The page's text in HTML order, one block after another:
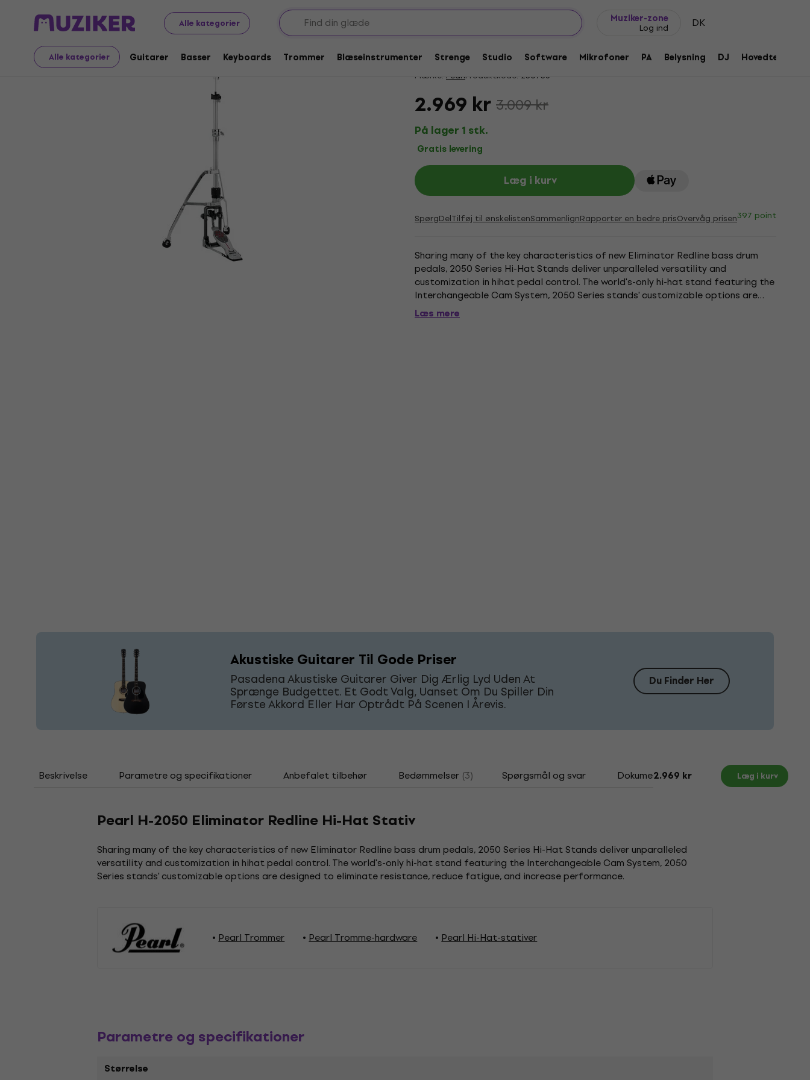
Alle kategorier
Muziker-zone
Log ind DK
Alle kategorier Guitarer Basser Keyboards Trommer Blæseinstrumenter Strenge Studio Software Mikrofoner PA Belysning DJ Hovedtelefoner
Musikinstrumenter Trommer Tromme-hardware Hi-Hat-stativer
Pearl H-2050 Eliminator Redline Hi-Hat Stativ
5 /5 3 x bedømt
Mærke: PearlProduktkode: 230736
2.969 kr 3.009 kr
På lager 1 stk.
Gratis levering
Læg i kurv
SpørgDelTilføj til ønskelistenSammenlignRapporter en bedre prisOvervåg prisen397 point
Sharing many of the key characteristics of new Eliminator Redline bass drum
pedals, 2050 Series Hi-Hat Stands deliver unparalleled versatility and
customization in hihat pedal control. The world's-only hi-hat stand featuring the
Interchangeable Cam System, 2050 Series stands' customizable options are
designed to eliminate resistance, reduce...
Læs mere
Akustiske Guitarer Til Gode Priser
Pasadena Akustiske Guitarer Giver Dig Ærlig Lyd Uden At
Sprænge Budgettet. Et Godt Valg, Uanset Om Du Spiller Din
Første Akkord Eller Har Optrådt På Scenen I Årevis.
Du Finder Her
Beskrivelse Parametre og specifikationer Anbefalet tilbehør Bedømmelser (3) Spørgsmål og svar Dokumenter2.969 kr Læg i kurv
Pearl H-2050 Eliminator Redline Hi-Hat Stativ
Sharing many of the key characteristics of new Eliminator Redline bass drum pedals, 2050 Series Hi-Hat Stands deliver unparalleled
versatility and customization in hihat pedal control. The world's-only hi-hat stand featuring the Interchangeable Cam System, 2050
Series stands' customizable options are designed to eliminate resistance, reduce fatigue, and increase performance.
Pearl Trommer Pearl Tromme-hardware Pearl Hi-Hat-stativer
Parametre og specifikationer
Størrelse